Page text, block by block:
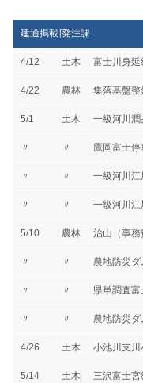
建通掲載日発注課
4/12 土木 富士川身延
4/22 農林 集落基盤
5/1 土木 一級河川潤
〃 〃 鷹岡富士
〃 〃 一級河川
〃 〃 一級河川
5/10 農林 治山（事
〃 〃 農地防災
〃 〃 県単調査
〃 〃 農地防災
4/26 土木 小池川支
5/14 土木 三沢富士宮